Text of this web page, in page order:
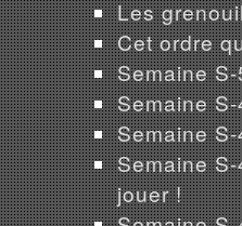
Les
Cet ordre
Semaine
Semaine
Semaine
Semaine
jouer !